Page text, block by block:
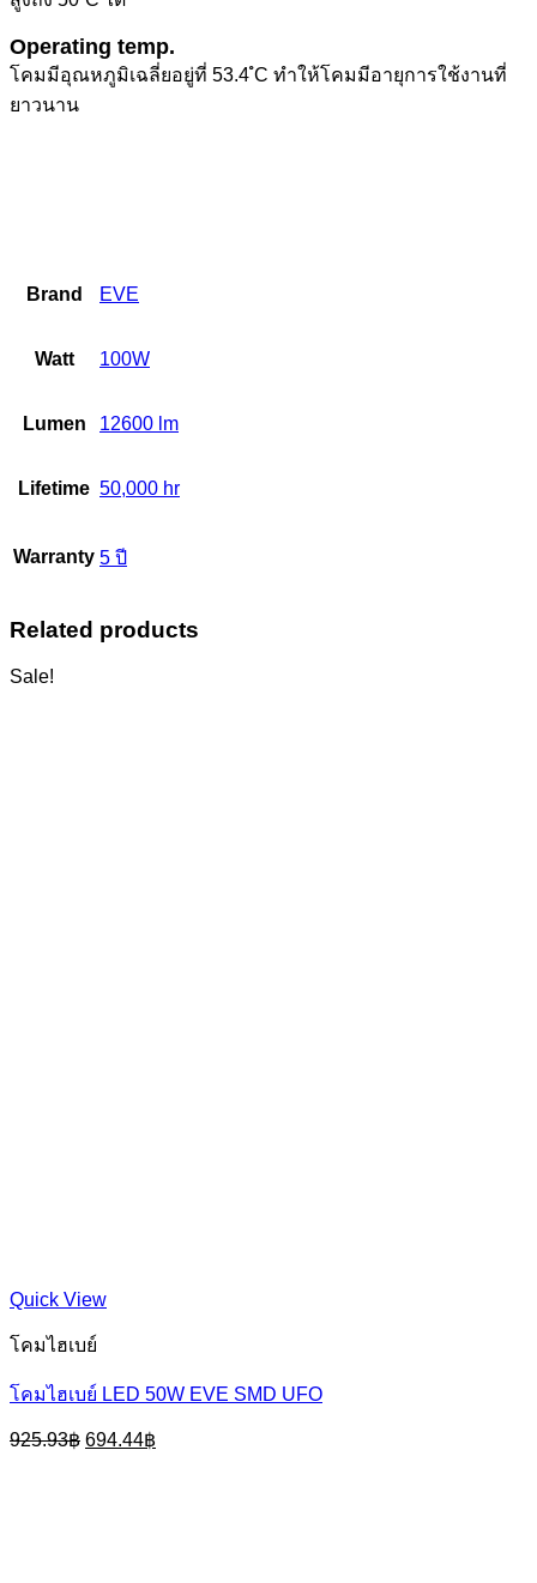
Operating temp.
โคมมีอุณหภูมิเฉลี่ยอยู่ที่ 53.4 ํC ทำให้โคมมีอายุการใช้งานที่
ยาวนาน
Brand EVE
Watt 100W
Lumen 12600 lm
Lifetime 50,000 hr
Warranty 5 ปี
Related products
Sale!
Quick View
โคมไฮเบย์
โคมไฮเบย์ LED 50W EVE SMD UFO
925.93฿ Original
694.44฿